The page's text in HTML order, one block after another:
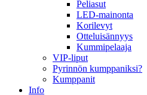
Peliasut
LED-mainonta
Korilevyt
Otteluisännyys
Kummipelaaja
VIP-liput
Pyrinnön kumppaniksi?
Kumppanit
Info